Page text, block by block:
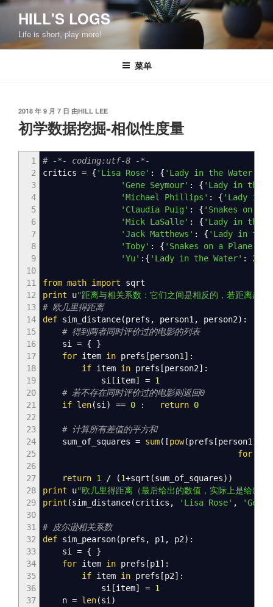
跳
容
HILL'S LOGS
Life is short, play more!
菜单
发
布
于
2018 年 9 月 7 日 由HILL LEE
初学数据挖掘-相似性度量
1
2
3
4
5
6
7
8
9
10
11
12
13
14
15
16
17
18
19
20
21
22
23
24
25
26
27
28
29
30
31
32
33
34
35
36
37
# -*- coding:utf-8 -*-
critics = { 'Lisa Rose' : { 'Lady in the Water'
'Gene Seymour' : { 'Lady in the
'Michael Phillips' : { 'Lady in
'Claudia Puig' : { 'Snakes on a
'Mick LaSalle' : { 'Lady in the
'Jack Matthews' : { 'Lady in the
'Toby' : { 'Snakes on a Plane'
'Yu' : { 'Lady in the Water' : 2.5
from math import sqrt
print u"距离与相关系数：它们之间是相反的，若距离越
# 欧几里得距离
def sim_distance(prefs , person1, person2) :
# 得到两者同时评价过的电影的列表
si = {
}
for item in prefs [person1] :
if item in prefs [person2] :
si [item] = 1
# 若不存在同时评价过的电影则返回0
if len(si) == 0 : return 0
# 计算所有差值的平方和
sum_of_squares = sum( [pow(prefs [person1]
for
return 1 / (1+sqrt (sum_of_squares) )
print u"欧几里得距离（最后给出的数值，实际上是给出
print (sim_distance(critics , 'Lisa Rose' , 'Gene
# 皮尔逊相关系数
def sim_pearson(prefs , p1, p2) :
si = {
}
for item in prefs [p1] :
if item in prefs [p2] :
si [item] = 1
n = len(si)